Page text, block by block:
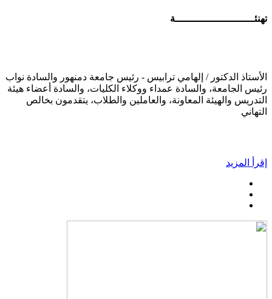
تهنئــــــــــــــــــــــــــة
الأستاذ الدكتور / إلهامي ترابيس - رئيس جامعة دمنهور والسادة نواب
رئيس الجامعة، والسادة عمداء ووكلاء الكليات، والسادة أعضاء هيئة
التدريس والهيئة المعاونة، والعاملين والطلاب، يتقدمون بخالص
التهاني
إقرأ المزيد